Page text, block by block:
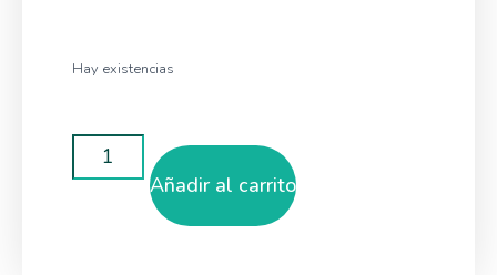
Hay existencias
Añadir al carrito